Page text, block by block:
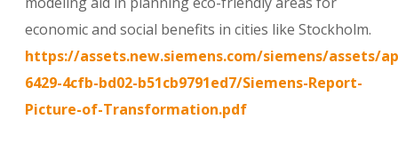
economic and social benefits in cities like Stockholm.
https://assets.new.siemens.com/siemens/assets/
6429-4cfb-bd02-b51cb9791ed7/Siemens-Report-
Picture-of-Transformation.pdf